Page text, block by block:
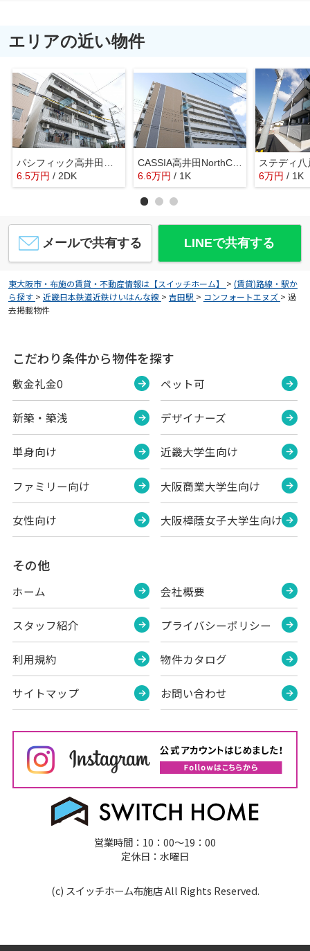
エリアの近い物件
6.5万円 / 2DK
CASSIA高井田NorthCourt
6.6万円 / 1K
ステディ八
6万円 / 1K
メールで共有する LINEで共有する
東大阪市・布施の賃貸・不動産情報は【スイッチホーム】 > (賃貸)路線・駅か
ら探す > 近畿日本鉄道近鉄けいはんな線 > 吉田駅 > コンフォートエヌズ > 過
去掲載物件
こだわり条件から物件を探す
敷金礼金0
新築・築浅
単身向け
ファミリー向け
女性向け
ペット可
デザイナーズ
近畿大学生向け
大阪商業大学生向け
大阪樟蔭女子大学生向け
その他
ホーム
スタッフ紹介
利用規約
サイトマップ
会社概要
プライバシーポリシー
物件カタログ
お問い合わせ
営業時間：10：00～19：00
定休日：水曜日
(c) スイッチホーム布施店 All Rights Reserved.